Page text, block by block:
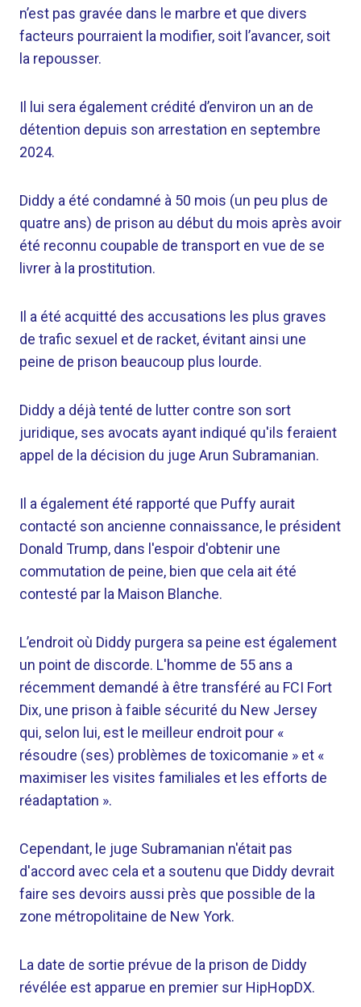
n’est pas gravée dans le marbre et que divers
facteurs pourraient la modifier, soit l’avancer, soit
la repousser.
Il lui sera également crédité d’environ un an de
détention depuis son arrestation en septembre
2024.
Diddy a été condamné à 50 mois (un peu plus de
quatre ans) de prison au début du mois après avoir
été reconnu coupable de transport en vue de se
livrer à la prostitution.
Il a été acquitté des accusations les plus graves
de trafic sexuel et de racket, évitant ainsi une
peine de prison beaucoup plus lourde.
Diddy a déjà tenté de lutter contre son sort
juridique, ses avocats ayant indiqué qu'ils feraient
appel de la décision du juge Arun Subramanian.
Il a également été rapporté que Puffy aurait
contacté son ancienne connaissance, le président
Donald Trump, dans l'espoir d'obtenir une
commutation de peine, bien que cela ait été
contesté par la Maison Blanche.
L’endroit où Diddy purgera sa peine est également
un point de discorde. L'homme de 55 ans a
récemment demandé à être transféré au FCI Fort
Dix, une prison à faible sécurité du New Jersey
qui, selon lui, est le meilleur endroit pour «
résoudre (ses) problèmes de toxicomanie » et «
maximiser les visites familiales et les efforts de
réadaptation ».
Cependant, le juge Subramanian n'était pas
d'accord avec cela et a soutenu que Diddy devrait
faire ses devoirs aussi près que possible de la
zone métropolitaine de New York.
La date de sortie prévue de la prison de Diddy
révélée est apparue en premier sur HipHopDX.